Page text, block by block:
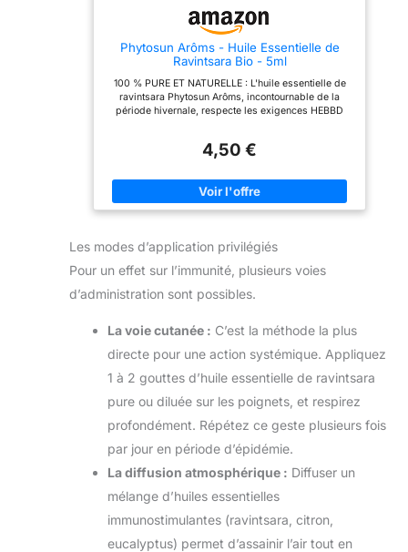
expert de la science des
propose depuis plus de
30 ans, des solutions
naturelles pour maintenir
toute la famille en bonne
santé au quotidien.
naturelles, 100% totales et
RETROUVEZ TOUTE
L'EXPERTISE, LES
de la fondatrice Isabelle
Pacchioni dans son
dernier livre
2022 UN LABORATOIRE
2005 de la passion
d'Isabelle et de Marco
Pacchioni pour
en rendant l'aromathérapie
accessible à tous.
Phytosun Arôms - Huile Essentielle de
Ravintsara Bio - 5ml
100 % PURE ET NATURELLE : L'huile essentielle de
ravintsara Phytosun Arôms, incontournable de la
période hivernale, respecte les exigences HEBBD
essentielle de ravinstara BIO est un complément
FRANCE : Toutes nos huiles essentielles sont
analysées et conditionnées à Plélo, en Bretagne, dans
notre usine spécialisée. CONSEILS D'UTILISATION :
ans, sur un comprimé neutre Phytosun Arôms.
d’une alimentation variée et équilibrée et d’un mode
de vie sain. LES HUILES PHYTOSUN AROMS : Les
huiles essentielles Phytosun Arôms sont élaborées et
de leurs utilisateurs en matière d'aromathérapie.
Expert en aromathérapie, avec 40 ans d'expertise
gamme d'huiles essentielles, d'huiles végétales et de
complexes de diffusion.
4,50 €
Les modes d’application privilégiés
Pour un effet sur l’immunité, plusieurs voies
d’administration sont possibles.
La voie cutanée : C’est la méthode la plus
directe pour une action systémique. Appliquez
1 à 2 gouttes d’huile essentielle de ravintsara
pure ou diluée sur les poignets, et respirez
profondément. Répétez ce geste plusieurs fois
par jour en période d’épidémie.
La diffusion atmosphérique : Diffuser un
mélange d’huiles essentielles
immunostimulantes (ravintsara, citron,
eucalyptus) permet d’assainir l’air tout en